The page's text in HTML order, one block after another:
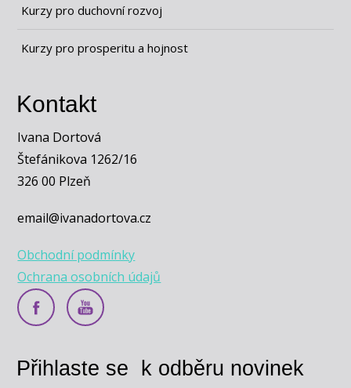
Kurzy pro duchovní rozvoj
Kurzy pro prosperitu a hojnost
Kontakt
Ivana Dortová
Štefánikova 1262/16
326 00 Plzeň
email@ivanadortova.cz
Obchodní podmínky
Ochrana osobních údajů
Přihlaste se k odběru novinek